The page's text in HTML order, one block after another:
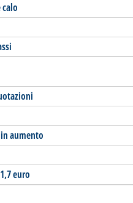
aumento
euro